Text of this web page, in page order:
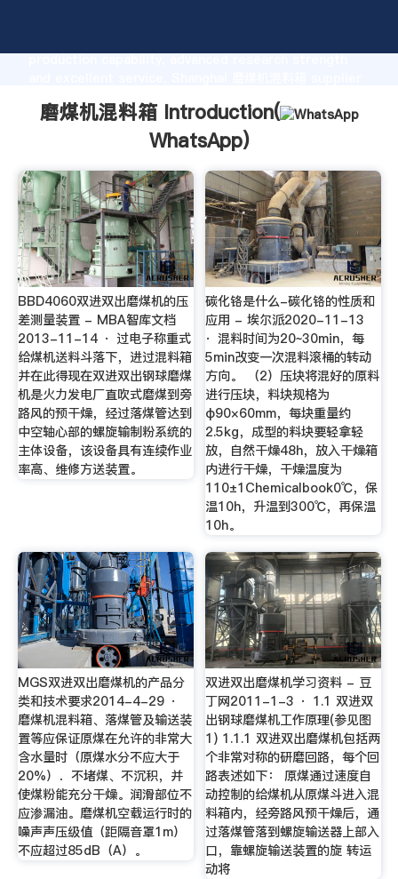
production capability, advanced research strength
磨煤机混料箱 Introduction(
WhatsApp)
BBD4060双进双出磨煤机的压
差测量装置 - MBA智库文档
2013-11-14 · 过电子称重式
给煤机送料斗落下，进过混料箱
并在此得现在双进双出钢球磨煤
机是火力发电厂直吹式磨煤到旁
路风的预干燥，经过落煤管达到
中空轴心部的螺旋输制粉系统的
主体设备，该设备具有连续作业
率高、维修方送装置。
碳化铬是什么-碳化铬的性质和
应用 - 埃尔派2020-11-13
· 混料时间为20~30min，每
5min改变一次混料滚桶的转动
方向。 （2）压块将混好的原料
进行压块，料块规格为
φ90×60mm，每块重量约
2.5kg，成型的料块要轻拿轻
放，自然干燥48h，放入干燥箱
内进行干燥，干燥温度为
110±1Chemicalbook0℃，保
温10h，升温到300℃，再保温
10h。
MGS双进双出磨煤机的产品分
类和技术要求2014-4-29 ·
磨煤机混料箱、落煤管及输送装
置等应保证原煤在允许的非常大
含水量时（原煤水分不应大于
20%）．不堵煤、不沉积，并
使煤粉能充分干燥。润滑部位不
应渗漏油。磨煤机空载运行时的
噪声声压级值（距隔音罩1m）
不应超过85dB（A）。
双进双出磨煤机学习资料 - 豆
丁网2011-1-3 · 1.1 双进双
出钢球磨煤机工作原理(参见图
1) 1.1.1 双进双出磨煤机包括两
个非常对称的研磨回路，每个回
路表述如下： 原煤通过速度自
动控制的给煤机从原煤斗进入混
料箱内，经旁路风预干燥后，通
过落煤管落到螺旋输送器上部入
口，靠螺旋输送装置的旋 转运
动将